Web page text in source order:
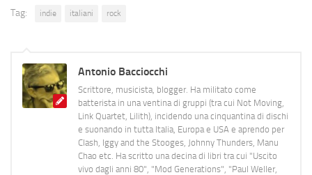
Tag: indie italiani rock
Antonio Bacciocchi
Scrittore, musicista, blogger. Ha militato come
batterista in una ventina di gruppi (tra cui Not Moving,
Link Quartet, Lilith), incidendo una cinquantina di dischi
e suonando in tutta Italia, Europa e USA e aprendo per
Clash, Iggy and the Stooges, Johnny Thunders, Manu
Chao etc. Ha scritto una decina di libri tra cui "Uscito
vivo dagli anni 80", "Mod Generations", "Paul Weller,